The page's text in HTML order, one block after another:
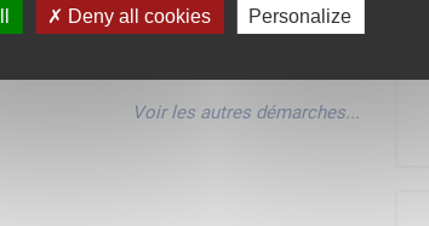
Deny all cookies Personalize
avec des véhicules n'excédant pas
Voir les autres démarches...